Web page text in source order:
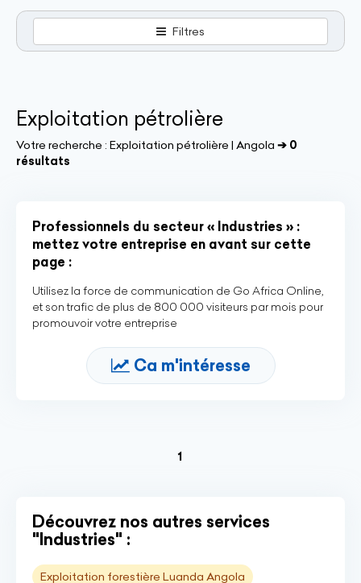
Filtres
Exploitation pétrolière
Votre recherche : Exploitation pétrolière | Angola ➔ 0
résultats
Professionnels du secteur « Industries » :
mettez votre entreprise en avant sur cette
page :
Utilisez la force de communication de Go Africa Online,
et son trafic de plus de 800 000 visiteurs par mois pour
promouvoir votre entreprise
Ca m'intéresse
1
Découvrez nos autres services
"Industries" :
Exploitation forestière Luanda Angola